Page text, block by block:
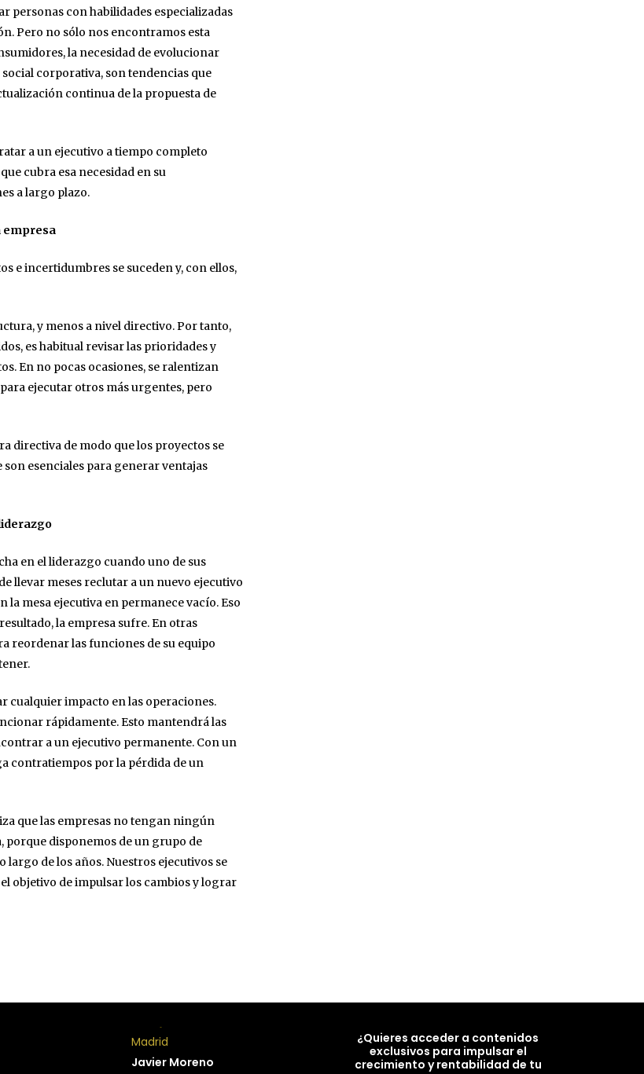
personas con habilidades especializadas
Pero no sólo nos encontramos esta
la necesidad de evolucionar
corporativa, son tendencias que
continua de la propuesta de
a un ejecutivo a tiempo completo
cubra esa necesidad en su
a largo plazo.
empresa
e incertidumbres se suceden y, con ellos,
y menos a nivel directivo. Por tanto,
es habitual revisar las prioridades y
En no pocas ocasiones, se ralentizan
ejecutar otros más urgentes, pero
directiva de modo que los proyectos se
esenciales para generar ventajas
en el liderazgo cuando uno de sus
llevar meses reclutar a un nuevo ejecutivo
la mesa ejecutiva en permanece vacío. Eso
la empresa sufre. En otras
reordenar las funciones de su equipo
cualquier impacto en las operaciones.
rápidamente. Esto mantendrá las
a un ejecutivo permanente. Con un
contratiempos por la pérdida de un
que las empresas no tengan ningún
porque disponemos de un grupo de
de los años. Nuestros ejecutivos se
objetivo de impulsar los cambios y lograr
Madrid
Javier Moreno
¿Quieres acceder a contenidos
exclusivos para impulsar el
crecimiento y rentabilidad de tu